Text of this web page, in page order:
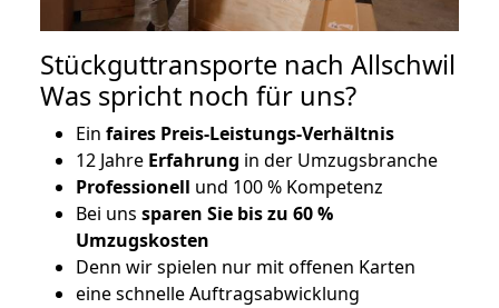
Stückguttransporte nach Allschwil
Was spricht noch für uns?
Ein faires Preis-Leistungs-Verhältnis
12 Jahre Erfahrung in der Umzugsbranche
Professionell und 100 % Kompetenz
Bei uns sparen Sie bis zu 60 %
Umzugskosten
Denn wir spielen nur mit offenen Karten
eine schnelle Auftragsabwicklung